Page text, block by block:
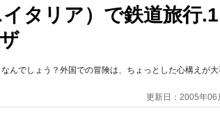
イタリア）で鉄道旅行
んでしょう？外国での冒険は、ちょっとした心構えが
更新日：2005年06